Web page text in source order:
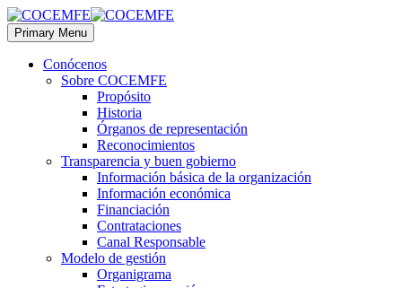
Primary Menu
Conócenos
Sobre COCEMFE
Propósito
Historia
Órganos de representación
Reconocimientos
Transparencia y buen gobierno
Información básica de la organización
Información económica
Financiación
Contrataciones
Canal Responsable
Modelo de gestión
Organigrama